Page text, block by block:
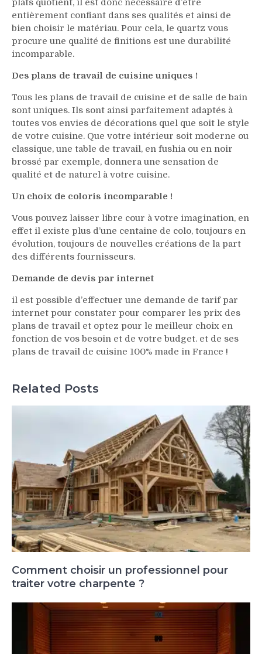
plats quotient, il est donc nécessaire d’être
entièrement confiant dans ses qualités et ainsi de
bien choisir le matériau. Pour cela, le quartz vous
procure une qualité de finitions est une durabilité
incomparable.
Des plans de travail de cuisine uniques !
Tous les plans de travail de cuisine et de salle de bain
sont uniques. Ils sont ainsi parfaitement adaptés à
toutes vos envies de décorations quel que soit le style
de votre cuisine. Que votre intérieur soit moderne ou
classique, une table de travail, en fushia ou en noir
brossé par exemple, donnera une sensation de
qualité et de naturel à votre cuisine.
Un choix de coloris incomparable !
Vous pouvez laisser libre cour à votre imagination, en
effet il existe plus d’une centaine de colo, toujours en
évolution, toujours de nouvelles créations de la part
des différents fournisseurs.
Demande de devis par internet
il est possible d’effectuer une demande de tarif par
internet pour constater pour comparer les prix des
plans de travail et optez pour le meilleur choix en
fonction de vos besoin et de votre budget. et de ses
plans de travail de cuisine 100% made in France !
Related Posts
Comment choisir un professionnel pour
traiter votre charpente ?